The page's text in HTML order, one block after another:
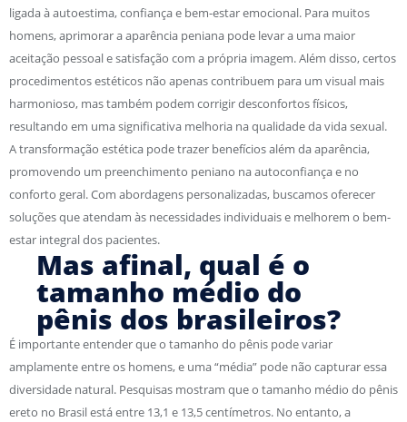
ligada à autoestima, confiança e bem-estar emocional. Para muitos
homens, aprimorar a aparência peniana pode levar a uma maior
aceitação pessoal e satisfação com a própria imagem. Além disso, certos
procedimentos estéticos não apenas contribuem para um visual mais
harmonioso, mas também podem corrigir desconfortos físicos,
resultando em uma significativa melhoria na qualidade da vida sexual.
A transformação estética pode trazer benefícios além da aparência,
promovendo um preenchimento peniano na autoconfiança e no
conforto geral. Com abordagens personalizadas, buscamos oferecer
soluções que atendam às necessidades individuais e melhorem o bem-
estar integral dos pacientes.
Mas afinal, qual é o
tamanho médio do
pênis dos brasileiros?
É importante entender que o tamanho do pênis pode variar
amplamente entre os homens, e uma “média” pode não capturar essa
diversidade natural. Pesquisas mostram que o tamanho médio do pênis
ereto no Brasil está entre 13,1 e 13,5 centímetros. No entanto, a